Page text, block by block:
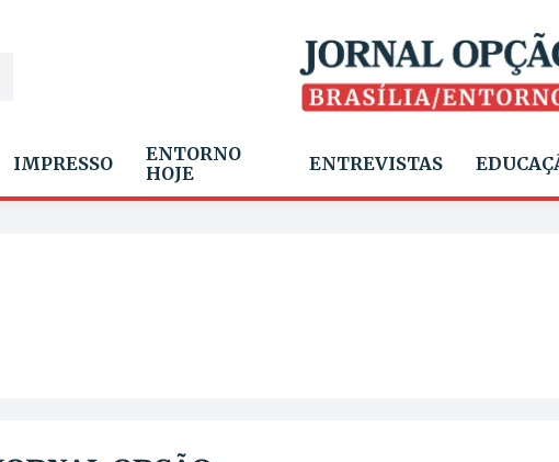
IMPRESSO
ENTORNO
HOJE
ENTREVISTAS